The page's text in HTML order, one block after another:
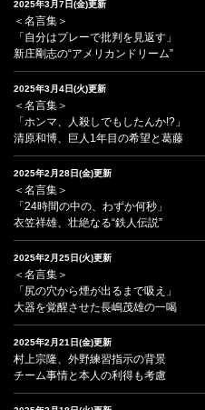
2025年3月7日(金)更新
＜名言集＞
「自分はプレーで批判を見返す」
新庄剛志の“アメリカンドリーム”
2025年3月4日(火)更新
＜名言集＞
「ホンマ、人殺しでもしたんか!?」
清原和博、巨人1年目の希望と葛藤
2025年2月28日(金)更新
＜名言集＞
「24時間の中の、わずか何秒」
衣笠祥雄、壮絶なる“鉄人伝説”
2025年2月25日(火)更新
＜名言集＞
「尻の穴から煙が出るまで吸え」
大器を覚醒させた長嶋茂雄の一喝
2025年2月21日(金)更新
村上宗隆、外野練習指示の背景
チーム事情と本人の利得も考慮